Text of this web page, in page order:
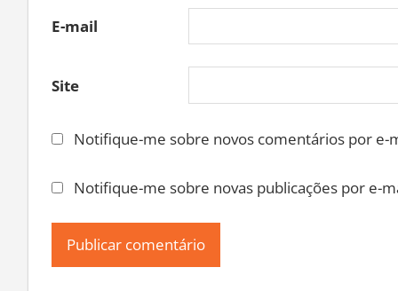
E-mail
Site
Notifique-me sobre novos comentários por e-
Notifique-me sobre novas publicações por e-